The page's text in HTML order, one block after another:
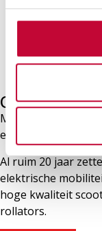
Wandelstok
comfortgrip
Over
Mobility & you
een eigen winkel
Al ruim 20 jaar
elektrische
hoge kwaliteit
rollators.